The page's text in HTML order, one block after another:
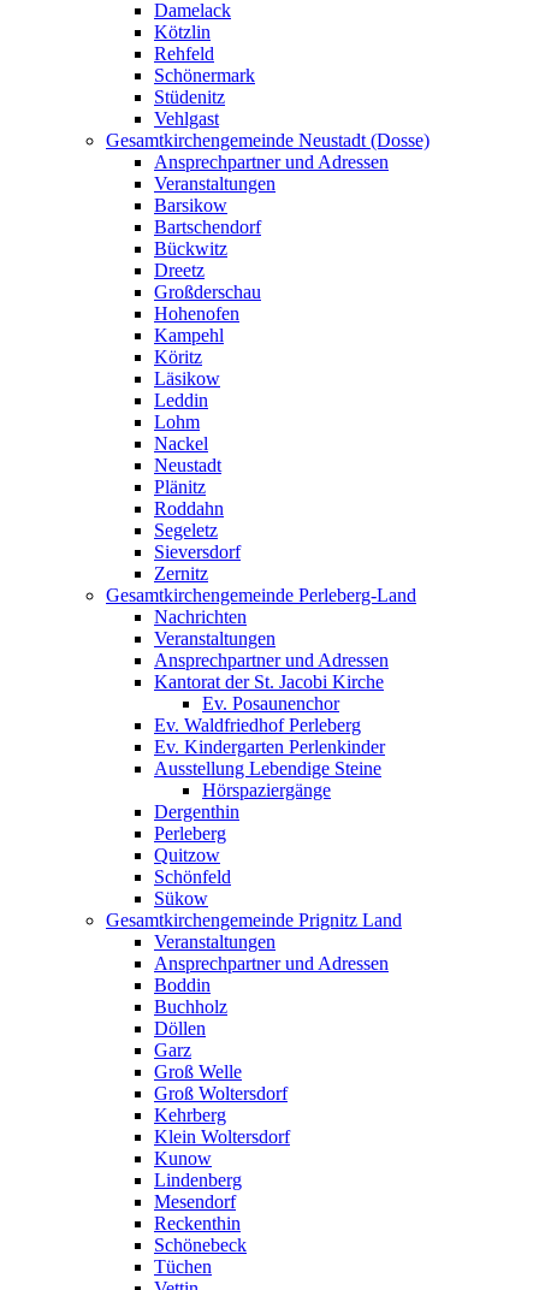
Damelack
Kötzlin
Rehfeld
Schönermark
Stüdenitz
Vehlgast
Gesamtkirchengemeinde Neustadt (Dosse)
Ansprechpartner und Adressen
Veranstaltungen
Barsikow
Bartschendorf
Bückwitz
Dreetz
Großderschau
Hohenofen
Kampehl
Köritz
Läsikow
Leddin
Lohm
Nackel
Neustadt
Plänitz
Roddahn
Segeletz
Sieversdorf
Zernitz
Gesamtkirchengemeinde Perleberg-Land
Nachrichten
Veranstaltungen
Ansprechpartner und Adressen
Kantorat der St. Jacobi Kirche
Ev. Posaunenchor
Ev. Waldfriedhof Perleberg
Ev. Kindergarten Perlenkinder
Ausstellung Lebendige Steine
Hörspaziergänge
Dergenthin
Perleberg
Quitzow
Schönfeld
Sükow
Gesamtkirchengemeinde Prignitz Land
Veranstaltungen
Ansprechpartner und Adressen
Boddin
Buchholz
Döllen
Garz
Groß Welle
Groß Woltersdorf
Kehrberg
Klein Woltersdorf
Kunow
Lindenberg
Mesendorf
Reckenthin
Schönebeck
Tüchen